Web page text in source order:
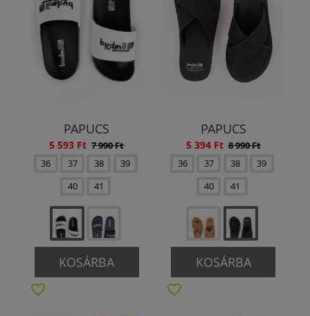
PAPUCS
5 593 Ft 7 990 Ft
36
37 38
39
40
41
KOSÁRBA
PAPUCS
5 394 Ft 8 990 Ft
36
37 38
39
40
41
KOSÁRBA